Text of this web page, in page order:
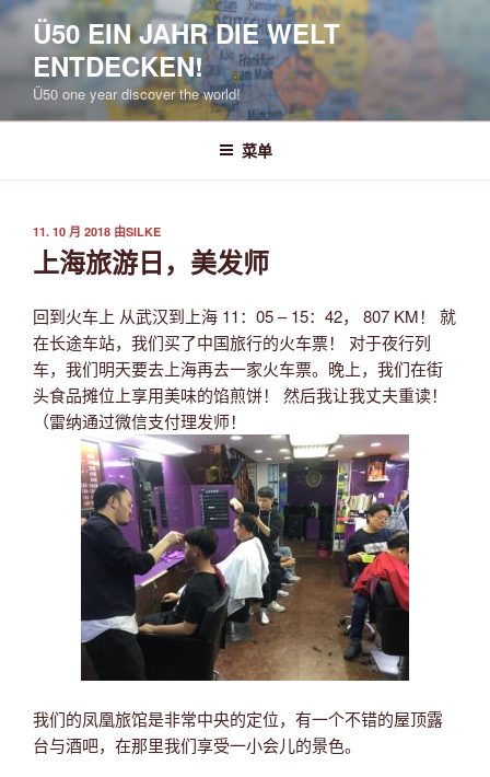
跳
Ü50 EIN JAHR DIE WELT
ENTDECKEN!
Ü50 one year discover the world!
菜单
发
于
11. 10 月 2018 由SILKE
上海旅游日，美发师
回到火车上 从武汉到上海 11：05 – 15：42， 807 KM！ 就
在长途车站，我们买了中国旅行的火车票！ 对于夜行列
车，我们明天要去上海再去一家火车票。晚上，我们在街
头食品摊位上享用美味的馅煎饼！ 然后我让我丈夫重读！
（雷纳通过微信支付理发师！
我们的凤凰旅馆是非常中央的定位，有一个不错的屋顶露
台与酒吧，在那里我们享受一小会儿的景色。